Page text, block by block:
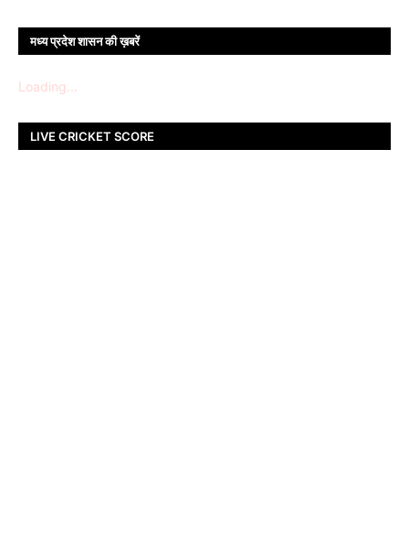
मध्य प्रदेश शासन की ख़बरें
Loading...
LIVE CRICKET SCORE